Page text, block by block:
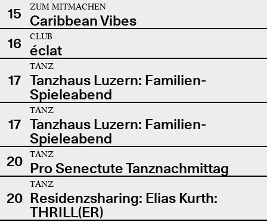
15
ZUM MITMACHEN
Caribbean Vibes
16
CLUB
éclat
17
TANZ
Tanzhaus Luzern: Familien-
Spieleabend
17
TANZ
Tanzhaus Luzern: Familien-
Spieleabend
20
TANZ
Pro Senectute Tanznachmittag
20
TANZ
Residenzsharing: Elias Kurth:
THRILL(ER)